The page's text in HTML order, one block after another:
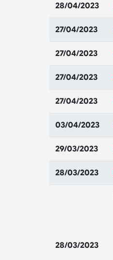
28/04/2023
27/04/2023
27/04/2023
27/04/2023
27/04/2023
03/04/2023
29/03/2023
28/03/2023
28/03/2023